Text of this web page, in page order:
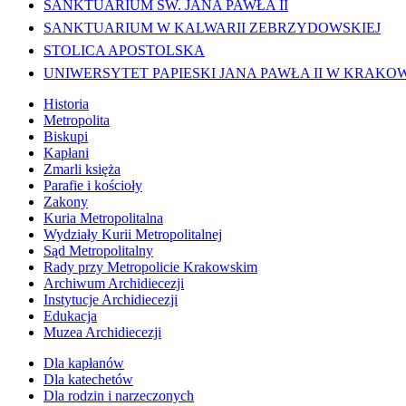
SANKTUARIUM ŚW. JANA PAWŁA II
SANKTUARIUM W KALWARII ZEBRZYDOWSKIEJ
STOLICA APOSTOLSKA
UNIWERSYTET PAPIESKI JANA PAWŁA II W
Historia
Metropolita
Biskupi
Kapłani
Zmarli księża
Parafie i kościoły
Zakony
Kuria Metropolitalna
Wydziały Kurii Metropolitalnej
Sąd Metropolitalny
Rady przy Metropolicie Krakowskim
Archiwum Archidiecezji
Instytucje Archidiecezji
Edukacja
Muzea Archidiecezji
Dla kapłanów
Dla katechetów
Dla rodzin i narzeczonych